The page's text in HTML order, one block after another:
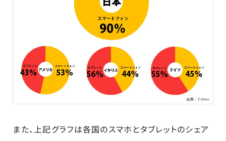
また、上記グラフは各国のスマホとタブレットのシェア